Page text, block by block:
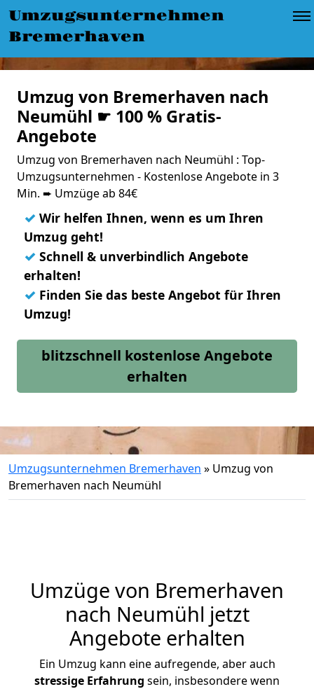
Umzugsunternehmen
Bremerhaven
Umzug von Bremerhaven nach
Neumühl ☛ 100 % Gratis-
Angebote
Umzug von Bremerhaven nach Neumühl : Top-
Umzugsunternehmen - Kostenlose Angebote in 3
Min. ➨ Umzüge ab 84€
✓ Wir helfen Ihnen, wenn es um Ihren
Umzug geht!
✓ Schnell & unverbindlich Angebote
erhalten!
✓ Finden Sie das beste Angebot für Ihren
Umzug!
blitzschnell kostenlose Angebote
erhalten
Umzugsunternehmen Bremerhaven » Umzug von
Bremerhaven nach Neumühl
Umzüge von Bremerhaven
nach Neumühl jetzt
Angebote erhalten
Ein Umzug kann eine aufregende, aber auch
stressige Erfahrung sein, insbesondere wenn